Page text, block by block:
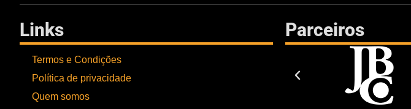
Links
Termos e Condições
Política de privacidade
Quem somos
Parceiros